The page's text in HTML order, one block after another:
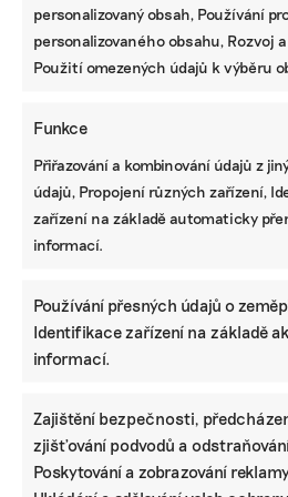
personalizovaný obsah, Používání
personalizovaného obsahu, Rozvoj
Použití omezených údajů k výběru
Funkce
Přiřazování a kombinování údajů z
údajů, Propojení různých zařízení,
zařízení na základě automaticky
informací.
Používání přesných údajů o
Identifikace zařízení na základě
informací.
Zajištění bezpečnosti,
zjišťování podvodů a
Poskytování a zobrazování
procesech, které je potřebné
Příprava může vypadat i tak,
tady nyní založí sesterskou,
„upstream operator“ a
trh jako první, přičemž zařídí
o náležité péči. Vlastně to
sebe a neztratí odběratele. Za
péči. Je jeho odpovědnost,
informace.
JAROSLAVA KRAČÚNOVÁ